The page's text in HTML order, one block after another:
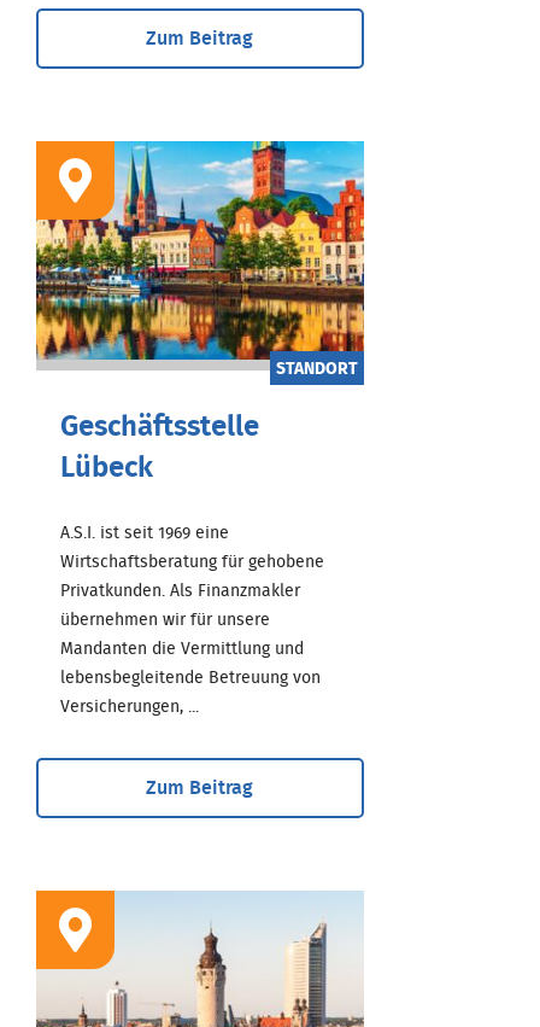
Zum Beitrag
STANDORT
Geschäftsstelle
Lübeck
A.S.I. ist seit 1969 eine
Wirtschaftsberatung für gehobene
Privatkunden. Als Finanzmakler
übernehmen wir für unsere
Mandanten die Vermittlung und
lebensbegleitende Betreuung von
Versicherungen, ...
Zum Beitrag